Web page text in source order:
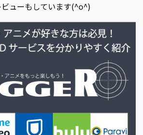
ューもしています(^o^)